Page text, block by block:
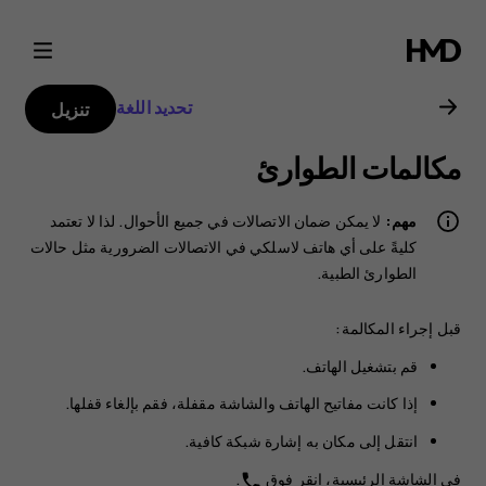
دليل
مستخدم
Nokia
C1
2nd
Edition
تحديد اللغة تنزيل
مكالمات الطوارئ
مهم: لا يمكن ضمان الاتصالات في جميع الأحوال. لذا لا تعتمد
كليةً على أي هاتف لاسلكي في الاتصالات الضرورية مثل حالات
الطوارئ الطبية.
قبل إجراء المكالمة:
قم بتشغيل الهاتف.
إذا كانت مفاتيح الهاتف والشاشة مقفلة، فقم بإلغاء قفلها.
انتقل إلى مكان به إشارة شبكة كافية.
في الشاشة الرئيسية، انقر فوق phone
.